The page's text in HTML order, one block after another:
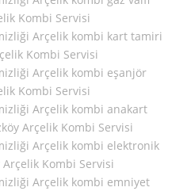
Kombi Servisi
Arçelik kombi kart tamiri
Kombi Servisi
Arçelik kombi eşanjör
Kombi Servisi
Arçelik kombi anakart
Arçelik Kombi Servisi
Arçelik kombi elektronik
Kombi Servisi
Arçelik kombi emniyet